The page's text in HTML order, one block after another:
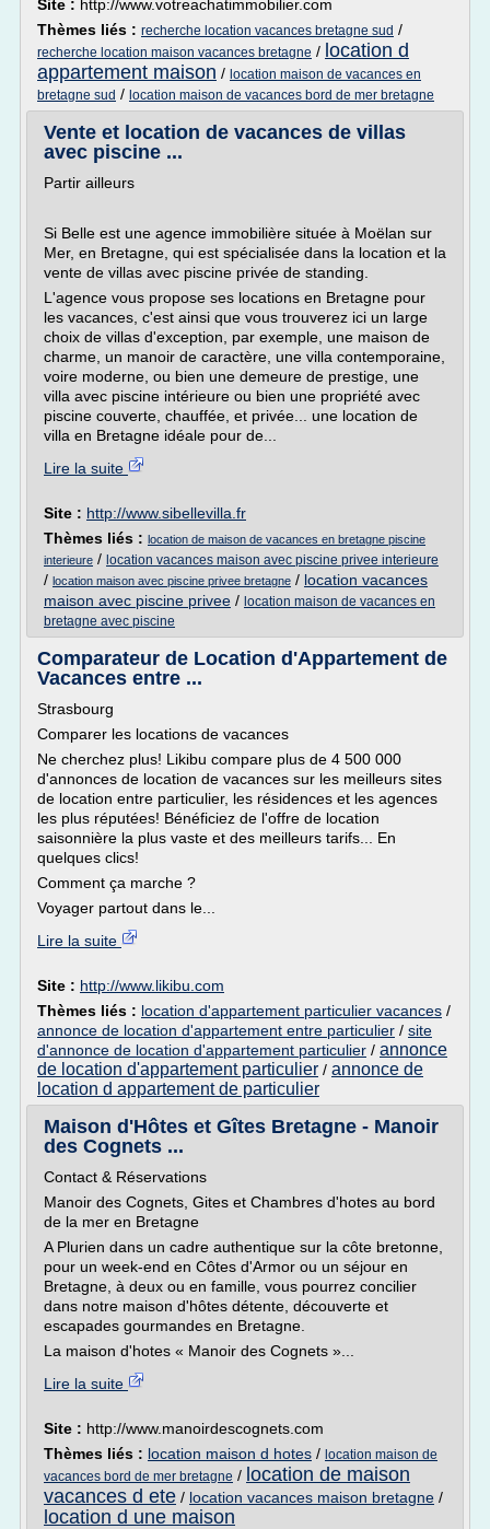
Site : http://www.votreachatimmobilier.com
Thèmes liés : recherche location vacances bretagne sud /
recherche location maison vacances bretagne / location d
appartement maison / location maison de vacances en
bretagne sud / location maison de vacances bord de mer bretagne
Vente et location de vacances de villas
avec piscine ...
Partir ailleurs
Si Belle est une agence immobilière située à Moëlan sur
Mer, en Bretagne, qui est spécialisée dans la location et la
vente de villas avec piscine privée de standing.
L'agence vous propose ses locations en Bretagne pour
les vacances, c'est ainsi que vous trouverez ici un large
choix de villas d'exception, par exemple, une maison de
charme, un manoir de caractère, une villa contemporaine,
voire moderne, ou bien une demeure de prestige, une
villa avec piscine intérieure ou bien une propriété avec
piscine couverte, chauffée, et privée... une location de
villa en Bretagne idéale pour de...
Lire la suite
Site : http://www.sibellevilla.fr
Thèmes liés : location de maison de vacances en bretagne piscine
interieure / location vacances maison avec piscine privee interieure
/ location maison avec piscine privee bretagne / location vacances
maison avec piscine privee / location maison de vacances en
bretagne avec piscine
Comparateur de Location d'Appartement de
Vacances entre ...
Strasbourg
Comparer les locations de vacances
Ne cherchez plus! Likibu compare plus de 4 500 000
d'annonces de location de vacances sur les meilleurs sites
de location entre particulier, les résidences et les agences
les plus réputées! Bénéficiez de l'offre de location
saisonnière la plus vaste et des meilleurs tarifs... En
quelques clics!
Comment ça marche ?
Voyager partout dans le...
Lire la suite
Site : http://www.likibu.com
Thèmes liés : location d'appartement particulier vacances /
annonce de location d'appartement entre particulier / site
d'annonce de location d'appartement particulier / annonce
de location d'appartement particulier / annonce de
location d appartement de particulier
Maison d'Hôtes et Gîtes Bretagne - Manoir
des Cognets ...
Contact & Réservations
Manoir des Cognets, Gites et Chambres d'hotes au bord
de la mer en Bretagne
A Plurien dans un cadre authentique sur la côte bretonne,
pour un week-end en Côtes d'Armor ou un séjour en
Bretagne, à deux ou en famille, vous pourrez concilier
dans notre maison d'hôtes détente, découverte et
escapades gourmandes en Bretagne.
La maison d'hotes « Manoir des Cognets »...
Lire la suite
Site : http://www.manoirdescognets.com
Thèmes liés : location maison d hotes / location maison de
vacances bord de mer bretagne / location de maison
vacances d ete / location vacances maison bretagne /
location d une maison